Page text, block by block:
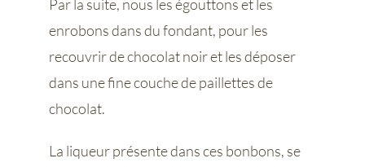
Par la suite, nous les égouttons et les
enrobons dans du fondant, pour les
recouvrir de chocolat noir et les déposer
dans une fine couche de paillettes de
chocolat.
La liqueur présente dans ces bonbons, se